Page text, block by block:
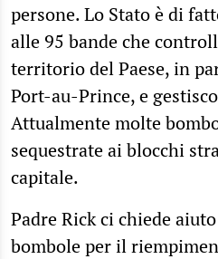
persone. Lo Stato è di
alle 95 bande che
territorio del Paese, in
Port-au-Prince, e
Attualmente molte
sequestrate ai blocchi
capitale.
Padre Rick ci chiede
bombole per il